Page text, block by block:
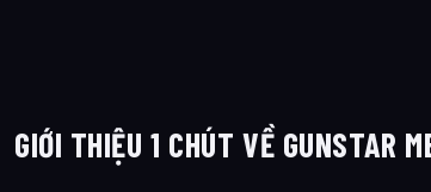
GIỚI THIỆU 1 CHÚT VỀ GUNSTAR